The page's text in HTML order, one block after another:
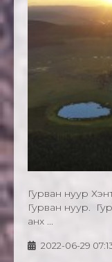
Гурван нуур
Гурван нуур.
анх ...
2022-06-29